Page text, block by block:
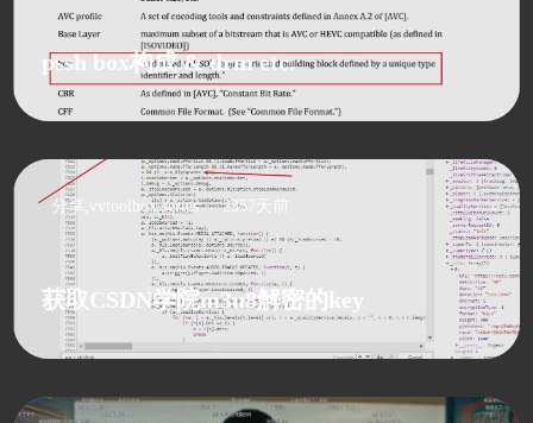
pssh box构成 & drm etc.
获取CSDN学院m3u8解密的key
分享,vvtoolbox series 2357天前